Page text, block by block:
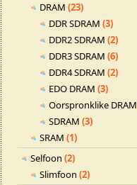
DRAM (23)
DDR SDRAM (3)
DDR2 SDRAM (2)
DDR3 SDRAM (6)
DDR4 SDRAM (2)
EDO DRAM (3)
Oorspronklike DRAM
SDRAM (3)
SRAM (1)
Selfoon (2)
Slimfoon (2)